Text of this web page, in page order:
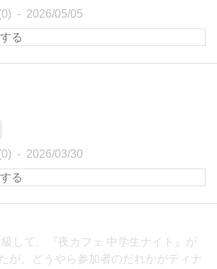
2026/05/05
2026/03/30
級して、『夜カフェ 中学生ナイト』が
が、どうやら参加者のだれかがティナ